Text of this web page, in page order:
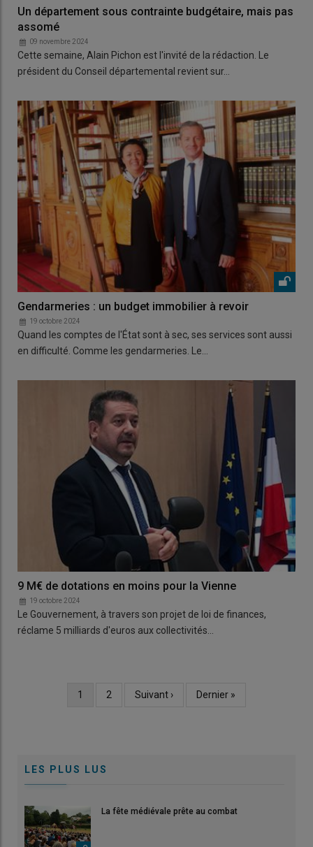
Un département sous contrainte budgétaire, mais pas
assomé
09 novembre 2024
Cette semaine, Alain Pichon est l'invité de la rédaction. Le
président du Conseil départemental revient sur…
Gendarmeries : un budget immobilier à revoir
19 octobre 2024
Quand les comptes de l'État sont à sec, ses services sont aussi
en difficulté. Comme les gendarmeries. Le…
9 M€ de dotations en moins pour la Vienne
19 octobre 2024
Le Gouvernement, à travers son projet de loi de finances,
réclame 5 milliards d'euros aux collectivités…
Page
1 Page
2
Page
Suivant ›
Dernière
Dernier »
LES PLUS LUS
La fête médiévale prête au combat